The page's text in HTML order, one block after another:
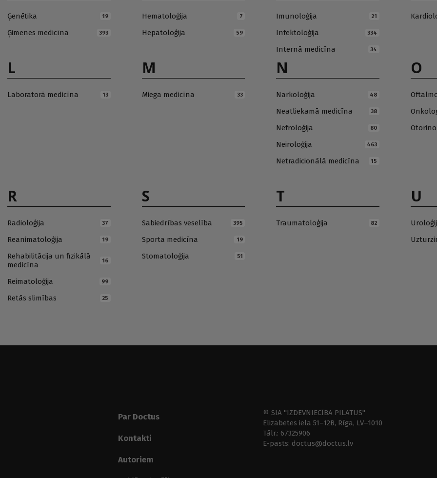
Ģenētika 19
Ģimenes medicīna 393
Hematoloģija 7
Hepatoloģija 59
Imunoloģija 21
Infektoloģija 334
Internā medicīna 34
L
Laboratorā medicīna 13
M
Miega medicīna 33
N
Narkoloģija 48
Neatliekamā medicīna 38
Nefroloģija 80
Neiroloģija 463
Netradicionālā medicīna 15
O
R
Radioloģija 37
Reanimatoloģija 19
Rehabilitācija un fizikālā
medicīna
16
Reimatoloģija 99
Retās slimības 25
S
Sabiedrības veselība 395
Sporta medicīna 19
Stomatoloģija 51
T
Traumatoloģija 82
U
Par Doctus
Kontakti
Autoriem
© SIA "IZDEVNIECĪBA PILATUS"
Elizabetes iela 51–12B, Rīga, LV–1010
Tālr.: 67325906
E-pasts: doctus@doctus.lv